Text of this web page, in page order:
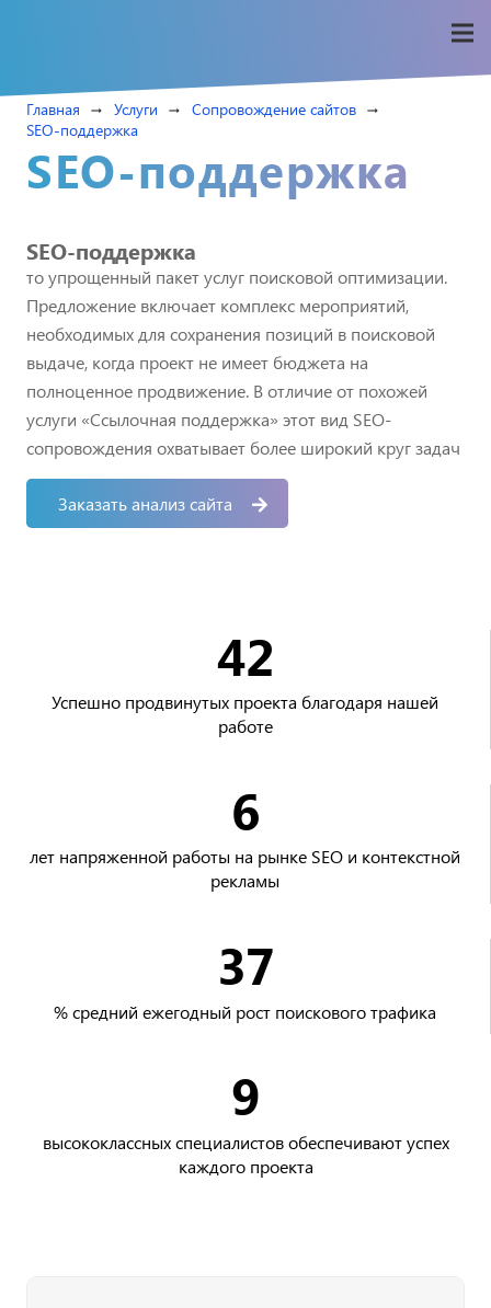
Главная arrow_right_alt Услуги arrow_right_alt Сопровождение сайтов arrow_right_alt
SEO-поддержка
SEO-поддержка
SEO-поддержка
то упрощенный пакет услуг поисковой оптимизации.
Предложение включает комплекс мероприятий,
необходимых для сохранения позиций в поисковой
выдаче, когда проект не имеет бюджета на
полноценное продвижение. В отличие от похожей
услуги «Ссылочная поддержка» этот вид SEO-
сопровождения охватывает более широкий круг задач
Заказать анализ сайта
42
Успешно продвинутых проекта благодаря нашей
работе
6
лет напряженной работы на рынке SEO и контекстной
рекламы
37
% средний ежегодный рост поискового трафика
9
высококлассных специалистов обеспечивают успех
каждого проекта